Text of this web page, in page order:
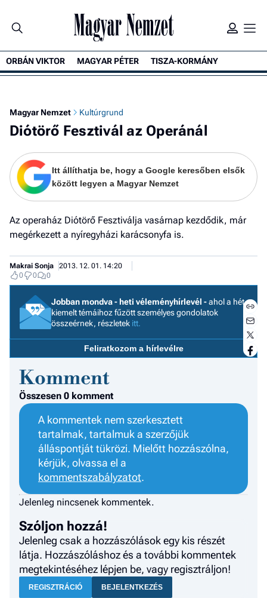
ORBÁN VIKTOR MAGYAR PÉTER TISZA-KORMÁNY
Magyar Nemzet Kultúrgrund
Diótörő Fesztivál az Operánál
Itt állíthatja be, hogy a Google keresőben elsők
között legyen a Magyar Nemzet
Az operaház Diótörő Fesztiválja vasárnap kezdődik, már
megérkezett a nyíregyházi karácsonyfa is.
Makrai Sonja
2013. 12. 01. 14:20
0
0 0
Jobban mondva - heti véleményhírlevél -ahol a hét
kiemelt témáihoz fűzött személyes gondolatok
összeérnek, részletek itt.
Feliratkozom a hírlevélre
Komment
Összesen 0 komment
A kommentek nem szerkesztett
tartalmak, tartalmuk a szerzőjük
álláspontját tükrözi. Mielőtt hozzászólna,
kérjük, olvassa el a
kommentszabályzatot.
Jelenleg nincsenek kommentek.
Szóljon hozzá!
Jelenleg csak a hozzászólások egy kis részét
látja. Hozzászóláshoz és a további kommentek
megtekintéséhez lépjen be, vagy regisztráljon!
REGISZTRÁCIÓ BEJELENTKEZÉS